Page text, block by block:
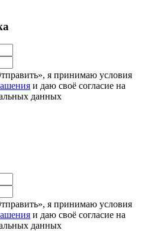
я принимаю условия
и даю своё согласие на
данных
я принимаю условия
и даю своё согласие на
данных